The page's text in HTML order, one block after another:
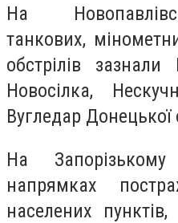
На
танкових,
обстрілів зазнали
Новосілка,
Вугледар Донецької
На
напрямках
населених